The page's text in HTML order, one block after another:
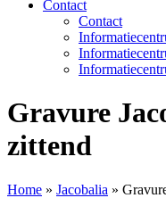
Contact
Contact
Gravure
zittend
Home » Jacobalia »